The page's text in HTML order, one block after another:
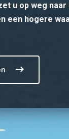
u op weg
een hogere